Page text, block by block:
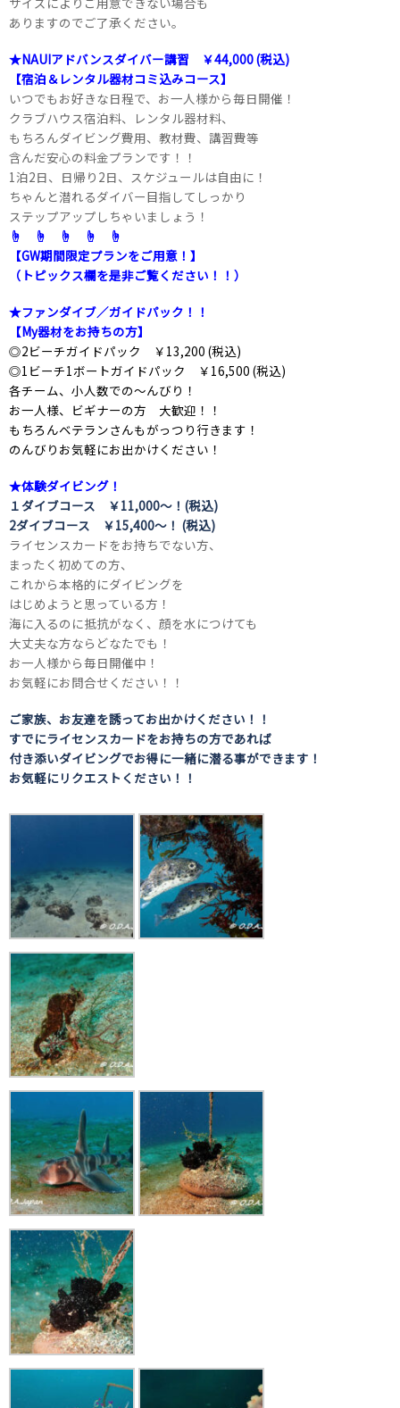
ありますのでご了承ください。
★NAUIアドバンスダイバー講習 ￥44,000 (税込)
【宿泊＆レンタル器材コミ込みコース】
いつでもお好きな日程で、お一人様から毎日開催！
クラブハウス宿泊料、レンタル器材料、
もちろんダイビング費用、教材費、講習費等
含んだ安心の料金プランです！！
1泊2日、日帰り2日、スケジュールは自由に！
ちゃんと潜れるダイバー目指してしっかり
ステップアップしちゃいましょう！
☝ ☝ ☝ ☝ ☝
【GW期間限定プランをご用意！】
（トピックス欄を是非ご覧ください！！）
★ファンダイブ／ガイドパック！！
【My器材をお持ちの方】
◎2ビーチガイドパック ￥13,200 (税込)
◎1ビーチ1ボートガイドパック ￥16,500 (税込)
各チーム、小人数での～んびり！
お一人様、ビギナーの方 大歓迎！！
もちろんベテランさんもがっつり行きます！
のんびりお気軽にお出かけください！
★体験ダイビング！
１ダイブコース ￥11,000～！(税込)
2ダイブコース ￥15,400～！ (税込)
ライセンスカードをお持ちでない方、
まったく初めての方、
これから本格的にダイビングを
はじめようと思っている方！
海に入るのに抵抗がなく、顔を水につけても
大丈夫な方ならどなたでも！
お一人様から毎日開催中！
お気軽にお問合せください！！
ご家族、お友達を誘ってお出かけください！！
すでにライセンスカードをお持ちの方であれば
付き添いダイビングでお得に一緒に潜る事ができます！
お気軽にリクエストください！！